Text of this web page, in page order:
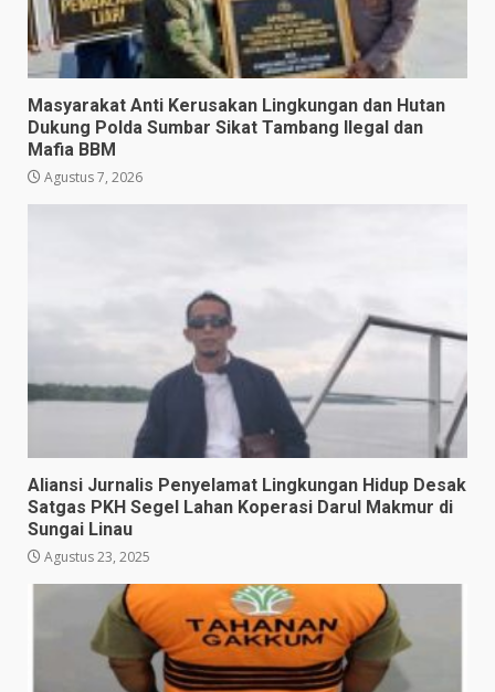
Masyarakat Anti Kerusakan Lingkungan dan Hutan
Dukung Polda Sumbar Sikat Tambang Ilegal dan
Mafia BBM
Agustus 7, 2026
Aliansi Jurnalis Penyelamat Lingkungan Hidup Desak
Satgas PKH Segel Lahan Koperasi Darul Makmur di
Sungai Linau
Agustus 23, 2025